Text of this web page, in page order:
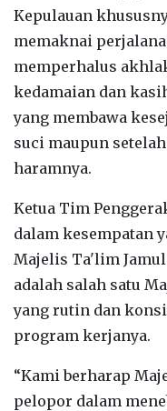
Kepulauan
memaknai
memperhalus
kedamaian dan
yang membawa
suci maupun
haramnya.
Ketua Tim
dalam kesempatan
Majelis Ta'lim
adalah salah satu
yang rutin dan
program kerjanya.
“Kami berharap
pelopor dalam